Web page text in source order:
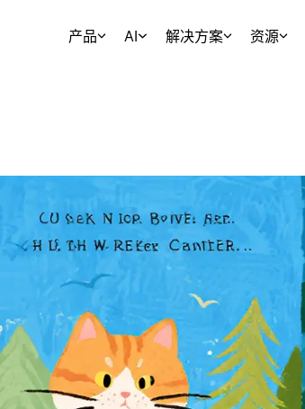
产品 AI 解决方案 资源